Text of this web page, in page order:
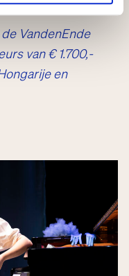
VandenEnde
van € 1.700,-
en